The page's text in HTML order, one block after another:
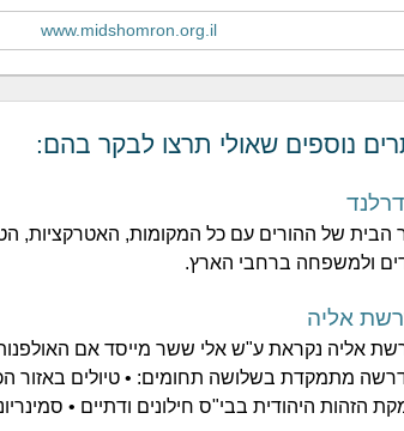
www.midshomron.org.il
נוספים שאולי תרצו לבקר בהם:
הבית של ההורים עם כל המקומות, האטרקציות,
ולמשפחה ברחבי הארץ.
אליה
אליה נקראת ע"ש אלי ששר מייסד אם
מתמקדת בשלושה תחומים: • טיולים באזור
הזהות היהודית בבי"ס חילונים ודתיים •